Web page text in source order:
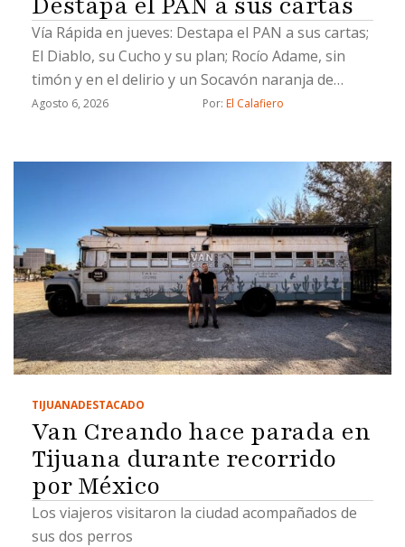
Vía Rápida en jueves: Destapa el PAN a sus cartas;
El Diablo, su Cucho y su plan; Rocío Adame, sin
timón y en el delirio y un Socavón naranja de
Chicali
Agosto 6, 2026 Por: El Calafiero
TIJUANADESTACADO
Van Creando hace parada en
Tijuana durante recorrido
por México
Los viajeros visitaron la ciudad acompañados de
sus dos perros